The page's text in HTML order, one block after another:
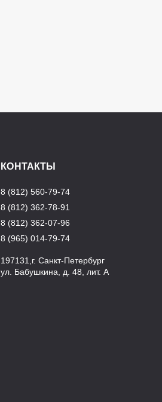
КОНТАКТЫ
8 (812) 560-79-74
8 (812) 362-78-91
8 (812) 362-07-96
8 (965) 014-79-74
197131,г. Санкт-Петербург
ул. Бабушкина, д. 48, лит. А